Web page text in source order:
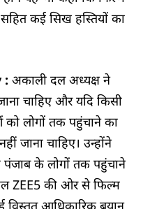
कई सिख हस्तियों का
: अकाली दल अध्यक्ष ने
चाहिए और यदि किसी
को लोगों तक पहुंचाने का
जाना चाहिए। उन्होंने
पंजाब के लोगों तक पहुंचाने
ZEE5 की ओर से फिल्म
विस्तृत आधिकारिक बयान